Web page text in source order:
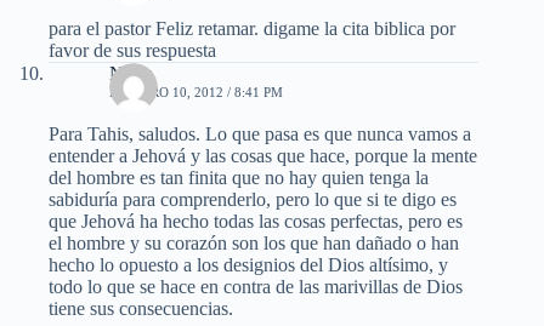
para el pastor Feliz retamar. digame la cita biblica por
favor de sus respuesta
Nelly
FEBRERO 10, 2012 / 8:41 PM
Para Tahis, saludos. Lo que pasa es que nunca vamos a
entender a Jehová y las cosas que hace, porque la mente
del hombre es tan finita que no hay quien tenga la
sabiduría para comprenderlo, pero lo que si te digo es
que Jehová ha hecho todas las cosas perfectas, pero es
el hombre y su corazón son los que han dañado o han
hecho lo opuesto a los designios del Dios altísimo, y
todo lo que se hace en contra de las marivillas de Dios
tiene sus consecuencias.